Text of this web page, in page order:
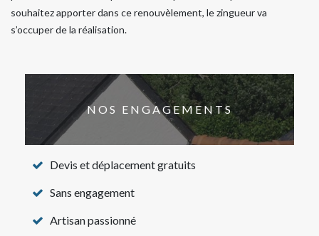
souhaitez apporter dans ce renouvèlement, le zingueur va
s’occuper de la réalisation.
NOS ENGAGEMENTS
Devis et déplacement gratuits
Sans engagement
Artisan passionné